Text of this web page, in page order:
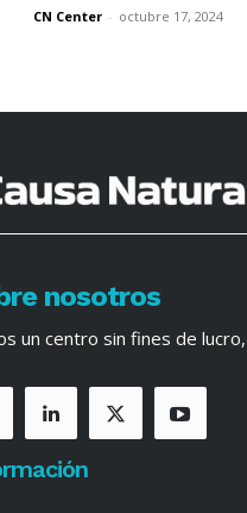
CN Center - octubre 17, 2024
nosotros
un centro sin fines de